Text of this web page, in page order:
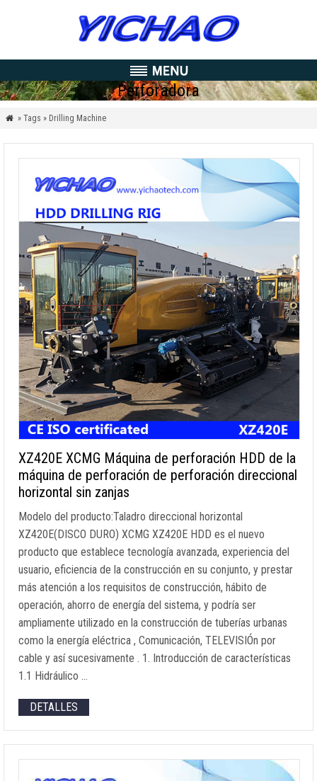
Perforadora
 » Tags » Drilling Machine
XZ420E XCMG Máquina de perforación HDD de la
máquina de perforación de perforación direccional
horizontal sin zanjas
Modelo del producto:Taladro direccional horizontal
XZ420E(DISCO DURO) XCMG XZ420E HDD es el nuevo
producto que establece tecnología avanzada, experiencia del
usuario, eficiencia de la construcción en su conjunto, y prestar
más atención a los requisitos de construcción, hábito de
operación, ahorro de energía del sistema, y podría ser
ampliamente utilizado en la construcción de tuberías urbanas
como la energía eléctrica , Comunicación, TELEVISIÓn por
cable y así sucesivamente . 1. Introducción de características
1.1 Hidráulico …
DETALLES